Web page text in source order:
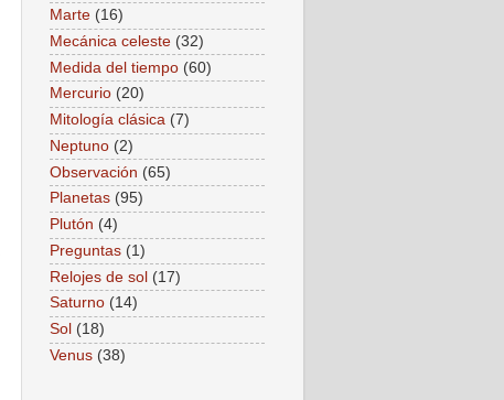
Marte (16)
Mecánica celeste (32)
Medida del tiempo (60)
Mercurio (20)
Mitología clásica (7)
Neptuno (2)
Observación (65)
Planetas (95)
Plutón (4)
Preguntas (1)
Relojes de sol (17)
Saturno (14)
Sol (18)
Venus (38)